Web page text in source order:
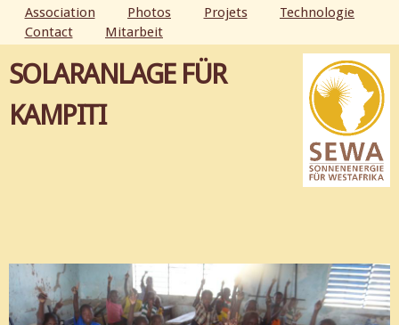
Aller au
contenu
principal
MENU PRINCIPAL
Association Photos Projets
Technologie
Contact
Mitarbeit
SOLARANLAGE FÜR
KAMPITI